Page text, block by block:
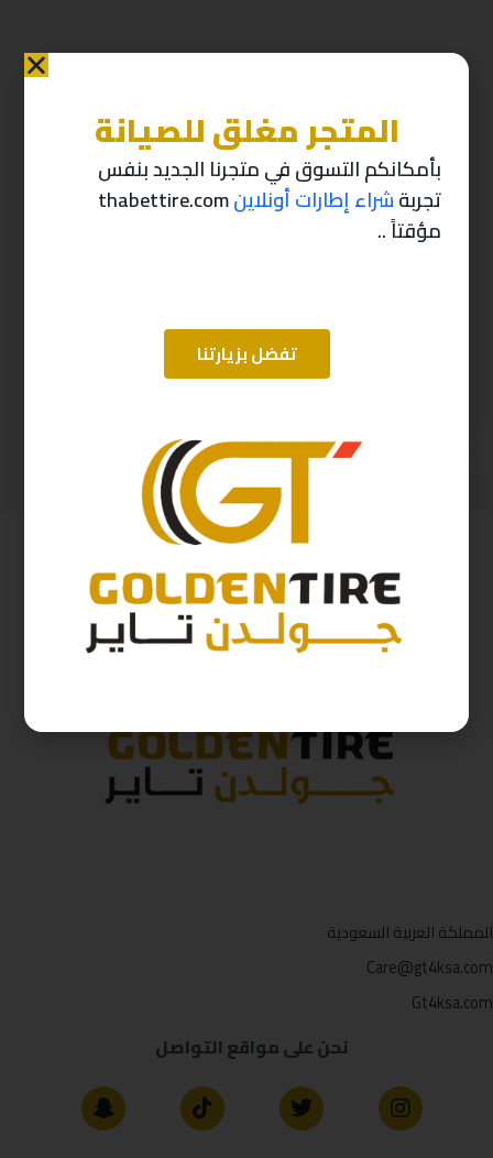
منتجات ذات صله
( شامل الضريبة )
-10%
441ر.س 397
المملكة العربية السعودية
Care@gt4ksa.com
Gt4ksa.com
نحن على مواقع التواصل
المتجر مغلق للصيانة
بأمكانكم التسوق في متجرنا الجديد بنفس
تجربةشراء إطارات أونلاينthabettire.com
مؤقتاً ..
تفضل بزيارتنا